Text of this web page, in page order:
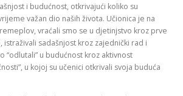
SLUŽBA BIBLIOTEKA
i budućnost, otkrivajući koliko su
važan dio naših života. Učionica je na
vraćali smo se u djetinjstvo kroz prve
sadašnjost kroz zajednički rad i
“odlutali” u budućnost kroz aktivnost
u kojoj su učenici otkrivali svoja buduća